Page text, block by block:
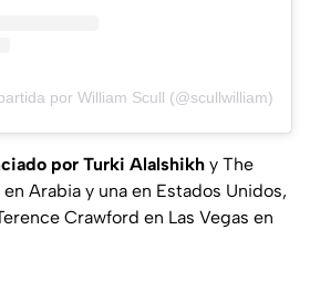
por William Scull (@scullwilliam)
por Turki Alalshikh y The
Arabia y una en Estados Unidos,
Crawford en Las Vegas en